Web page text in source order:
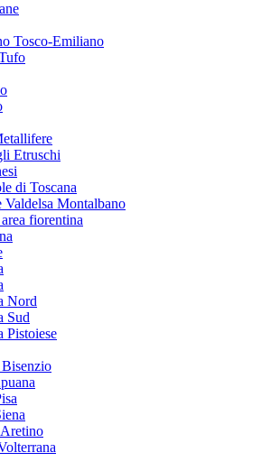
Tosco-Emiliano
Etruschi
di Toscana
Valdelsa Montalbano
fiorentina
Nord
Sud
Pistoiese